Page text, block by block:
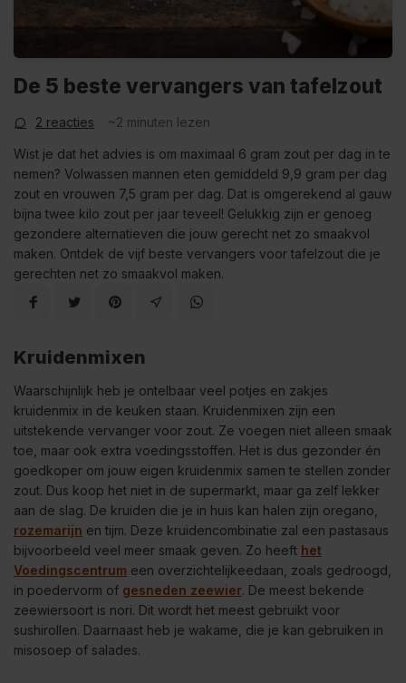
De 5 beste vervangers van tafelzout
2 reacties ~2 minuten lezen
Wist je dat het advies is om maximaal 6 gram zout per dag in te
nemen? Volwassen mannen eten gemiddeld 9,9 gram per dag
zout en vrouwen 7,5 gram per dag. Dat is omgerekend al gauw
bijna twee kilo zout per jaar teveel! Gelukkig zijn er genoeg
gezondere alternatieven die jouw gerecht net zo smaakvol
maken. Ontdek de vijf beste vervangers voor tafelzout die je
gerechten net zo smaakvol maken.
Kruidenmixen
Waarschijnlijk heb je ontelbaar veel potjes en zakjes
kruidenmix in de keuken staan. Kruidenmixen zijn een
uitstekende vervanger voor zout. Ze voegen niet alleen smaak
toe, maar ook extra voedingsstoffen. Het is dus gezonder én
goedkoper om jouw eigen kruidenmix samen te stellen zonder
zout. Dus koop het niet in de supermarkt, maar ga zelf lekker
aan de slag. De kruiden die je in huis kan halen zijn oregano,
rozemarijn en tijm. Deze kruidencombinatie zal een pastasaus
bijvoorbeeld veel meer smaak geven. Zo heeft het
Voedingscentrum een overzichtelijkeedaan, zoals gedroogd,
in poedervorm of gesneden zeewier. De meest bekende
zeewiersoort is nori. Dit wordt het meest gebruikt voor
sushirollen. Daarnaast heb je wakame, die je kan gebruiken in
misosoep of salades.